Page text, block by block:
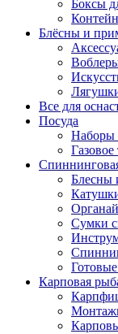
Боксы
Блёсны и
Все для
Посуда
Наборы
Газовое
Блесны
Сумки
Карповая